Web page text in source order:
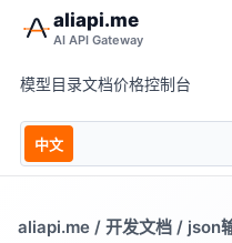
aliapi.me
AI API Gateway
模型目录文档价格控制台
中文
aliapi.me / 开发文档 / json